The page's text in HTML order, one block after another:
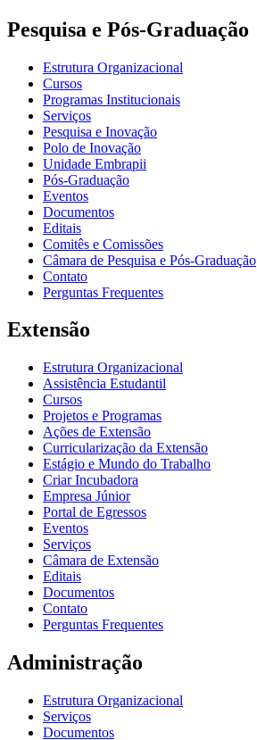
Pesquisa e Pós-Graduação
Estrutura Organizacional
Cursos
Programas Institucionais
Serviços
Pesquisa e Inovação
Polo de Inovação
Unidade Embrapii
Pós-Graduação
Eventos
Documentos
Editais
Comitês e Comissões
Câmara de Pesquisa e Pós-Graduação
Contato
Perguntas Frequentes
Extensão
Estrutura Organizacional
Assistência Estudantil
Cursos
Projetos e Programas
Ações de Extensão
Curricularização da Extensão
Estágio e Mundo do Trabalho
Criar Incubadora
Empresa Júnior
Portal de Egressos
Eventos
Serviços
Câmara de Extensão
Editais
Documentos
Contato
Perguntas Frequentes
Administração
Estrutura Organizacional
Serviços
Documentos